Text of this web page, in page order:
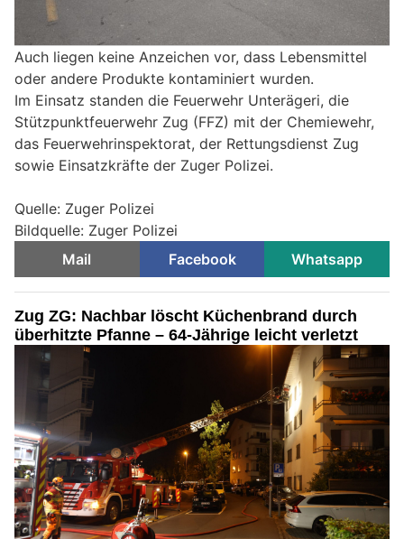
Auch liegen keine Anzeichen vor, dass Lebensmittel
oder andere Produkte kontaminiert wurden.
Im Einsatz standen die Feuerwehr Unterägeri, die
Stützpunktfeuerwehr Zug (FFZ) mit der Chemiewehr,
das Feuerwehrinspektorat, der Rettungsdienst Zug
sowie Einsatzkräfte der Zuger Polizei.
Quelle: Zuger Polizei
Bildquelle: Zuger Polizei
Mail
Facebook Whatsapp
Zug ZG: Nachbar löscht Küchenbrand durch
überhitzte Pfanne – 64-Jährige leicht verletzt